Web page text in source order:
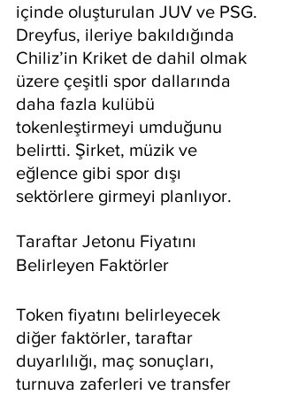
içinde oluşturulan JUV ve PSG.
Dreyfus, ileriye bakıldığında
Chiliz’in Kriket de dahil olmak
üzere çeşitli spor dallarında
daha fazla kulübü
tokenleştirmeyi umduğunu
belirtti. Şirket, müzik ve
eğlence gibi spor dışı
sektörlere girmeyi planlıyor.
Taraftar Jetonu Fiyatını
Belirleyen Faktörler
Token fiyatını belirleyecek
diğer faktörler, taraftar
duyarlılığı, maç sonuçları,
turnuva zaferleri ve transfer